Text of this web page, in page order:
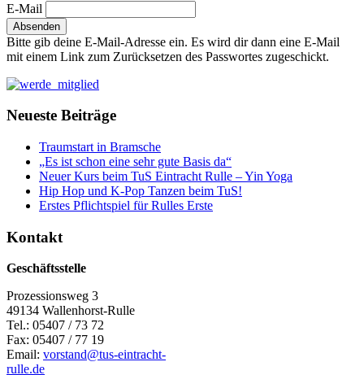
E-Mail
Bitte gib deine E-Mail-Adresse ein. Es wird dir dann eine E-Mail
mit einem Link zum Zurücksetzen des Passwortes zugeschickt.
Neueste Beiträge
Traumstart in Bramsche
„Es ist schon eine sehr gute Basis da“
Neuer Kurs beim TuS Eintracht Rulle – Yin Yoga
Hip Hop und K-Pop Tanzen beim TuS!
Erstes Pflichtspiel für Rulles Erste
Kontakt
Geschäftsstelle
Prozessionsweg 3
49134 Wallenhorst-Rulle
Tel.: 05407 / 73 72
Fax: 05407 / 77 19
Email: vorstand@tus-eintracht-
rulle.de